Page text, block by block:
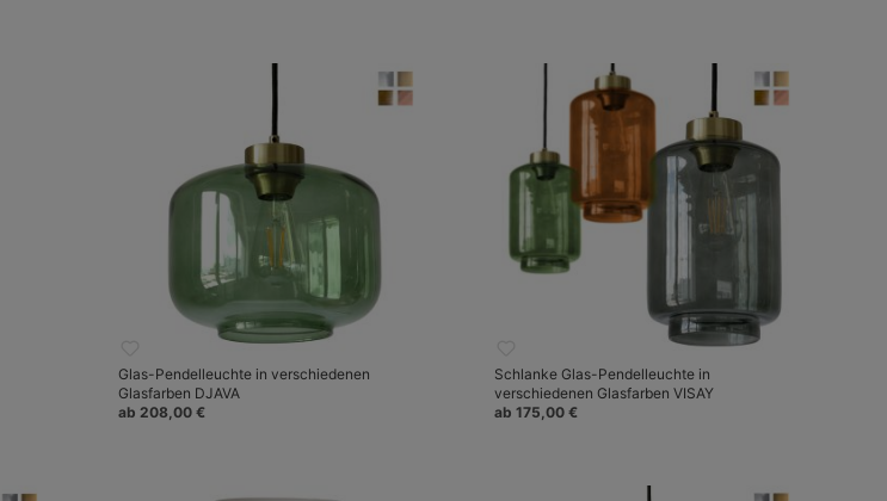
Glas-Pendelleuchte in verschiedenen
Glasfarben DJAVA
ab 208,00 €
Schlanke Glas-Pendelleuchte in
verschiedenen Glasfarben VISAY
ab 175,00 €